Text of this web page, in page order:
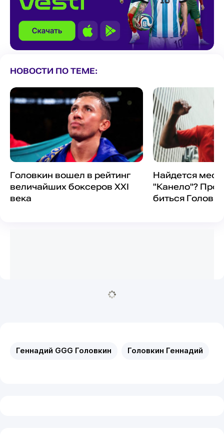
НОВОСТИ ПО ТЕМЕ:
Головкин вошел в рейтинг
величайших боксеров XXI
века
Найдется
"Канело"?
биться
Геннадий GGG Головкин Головкин Геннадий